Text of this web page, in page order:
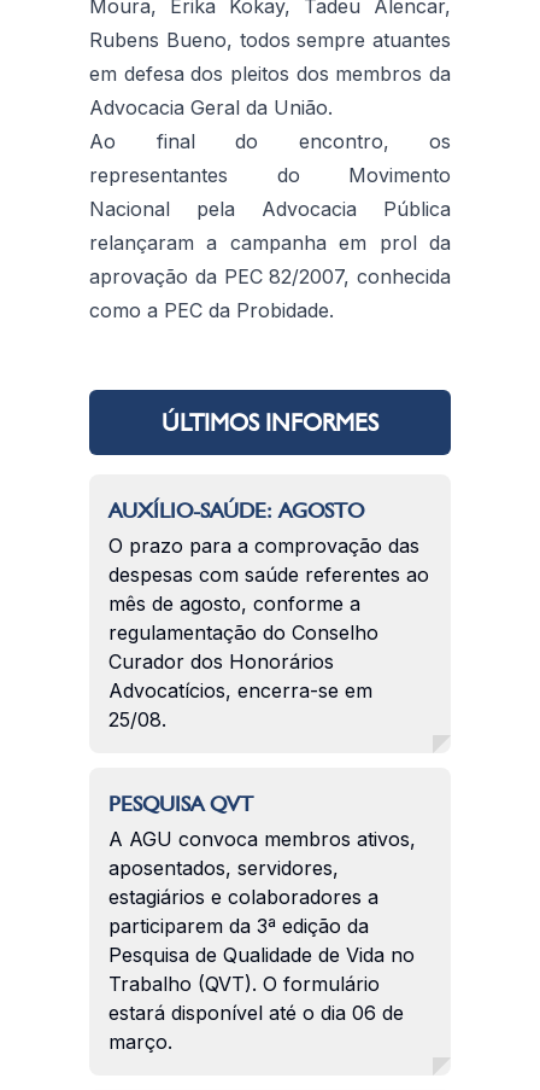
Moura, Érika Kokay, Tadeu Alencar,
Rubens Bueno, todos sempre atuantes
em defesa dos pleitos dos membros da
Advocacia Geral da União.
Ao final do encontro, os
representantes do Movimento
Nacional pela Advocacia Pública
relançaram a campanha em prol da
aprovação da PEC 82/2007, conhecida
como a PEC da Probidade.
ÚLTIMOS INFORMES
AUXÍLIO-SAÚDE: AGOSTO
O prazo para a comprovação das
despesas com saúde referentes ao
mês de agosto, conforme a
regulamentação do Conselho
Curador dos Honorários
Advocatícios, encerra-se em
25/08.
PESQUISA QVT
A AGU convoca membros ativos,
aposentados, servidores,
estagiários e colaboradores a
participarem da 3ª edição da
Pesquisa de Qualidade de Vida no
Trabalho (QVT). O formulário
estará disponível até o dia 06 de
março.